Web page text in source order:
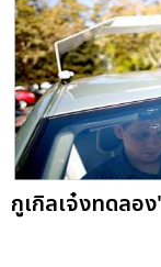
กูเกิลเจ๋งทดลอ